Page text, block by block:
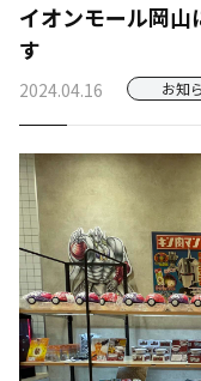
イオンモール岡山
す
2024.04.16 お知